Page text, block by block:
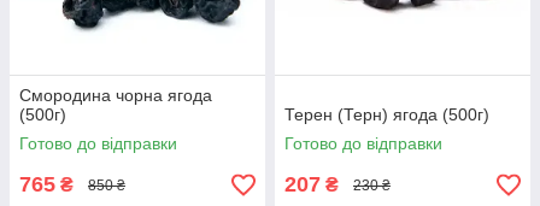
Смородина чорна ягода
(500г)
Готово до відправки
765 ₴ 850 ₴
Терен (Терн) ягода (500г)
Готово до відправки
207 ₴ 230 ₴